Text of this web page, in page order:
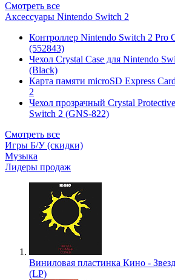
Смотреть все
Аксессуары Nintendo Switch 2
Контроллер Nintendo Switch 2 Pro
(552843)
Чехол Сrystal Сase для Nintendo
(Black)
Карта памяти microSD Express
2
Чехол прозрачный Crystal
Switch 2 (GNS-822)
Смотреть все
Игры Б/У (скидки)
Музыка
Лидеры продаж
Виниловая пластинка Кино -
(LP)